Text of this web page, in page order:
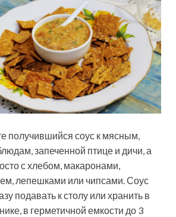
получившийся соус к мясным,
запеченной птице и дичи, а
с хлебом, макаронами,
лепешками или чипсами. Соус
подавать к столу или хранить в
в герметичной емкости до 3